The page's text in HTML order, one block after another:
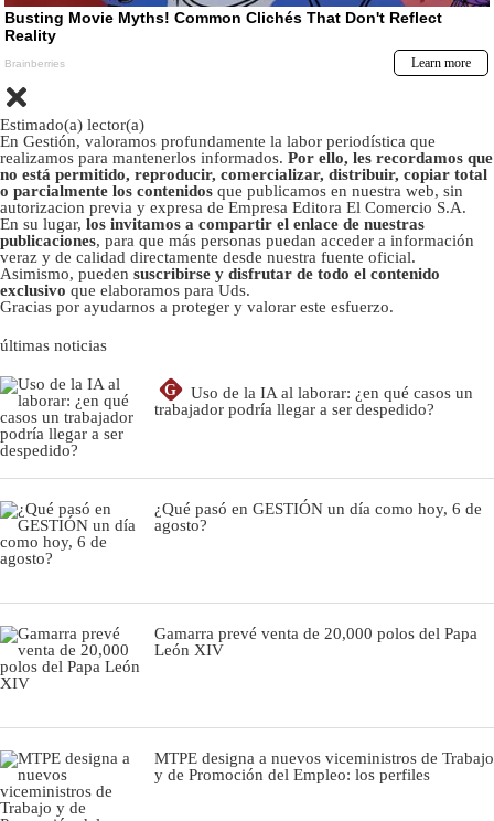
Estimado(a) lector(a)
En Gestión, valoramos profundamente la labor periodística que
realizamos para mantenerlos informados. Por ello, les recordamos que
no está permitido, reproducir, comercializar, distribuir, copiar total
o parcialmente los contenidos que publicamos en nuestra web, sin
autorizacion previa y expresa de Empresa Editora El Comercio S.A.
En su lugar, los invitamos a compartir el enlace de nuestras
publicaciones, para que más personas puedan acceder a información
veraz y de calidad directamente desde nuestra fuente oficial.
Asimismo, pueden suscribirse y disfrutar de todo el contenido
exclusivo que elaboramos para Uds.
Gracias por ayudarnos a proteger y valorar este esfuerzo.
últimas noticias
G
Uso de la IA al laborar: ¿en qué casos un
trabajador podría llegar a ser despedido?
¿Qué pasó en GESTIÓN un día como hoy, 6 de
agosto?
Gamarra prevé venta de 20,000 polos del Papa
León XIV
MTPE designa a nuevos viceministros de Trabajo
y de Promoción del Empleo: los perfiles